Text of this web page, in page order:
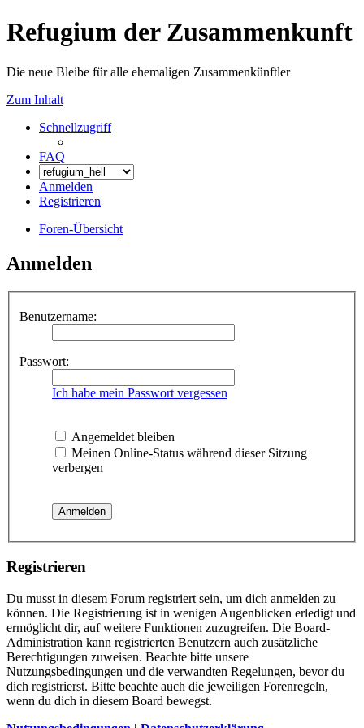
Refugium der Zusammenkunft
Die neue Bleibe für alle ehemaligen Zusammenkünftler
Zum Inhalt
Schnellzugriff
FAQ
Anmelden
Registrieren
Foren-Übersicht
Anmelden
Benutzername:
Passwort:
Ich habe mein Passwort vergessen
Angemeldet bleiben
Meinen Online-Status während dieser Sitzung
verbergen
Registrieren
Du musst in diesem Forum registriert sein, um dich anmelden zu
können. Die Registrierung ist in wenigen Augenblicken erledigt und
ermöglicht dir, auf weitere Funktionen zuzugreifen. Die Board-
Administration kann registrierten Benutzern auch zusätzliche
Berechtigungen zuweisen. Beachte bitte unsere
Nutzungsbedingungen und die verwandten Regelungen, bevor du
dich registrierst. Bitte beachte auch die jeweiligen Forenregeln,
wenn du dich in diesem Board bewegst.